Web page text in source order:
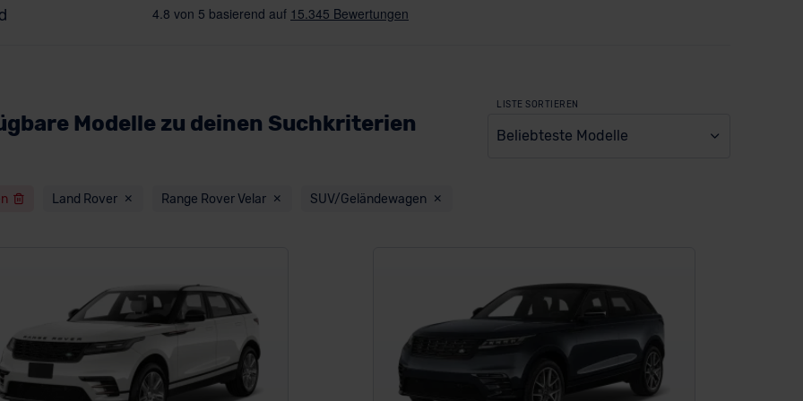
Modelle zu deinen Suchkriterien
LISTE SORTIEREN
Beliebteste Modelle
Land Rover Range Rover Velar SUV/Geländewagen